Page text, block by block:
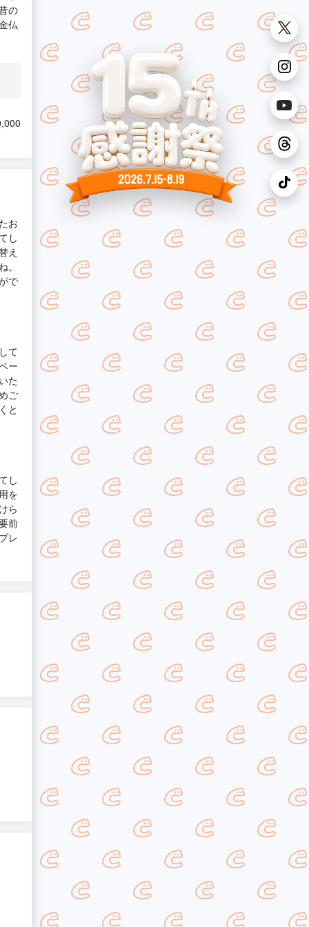
の
仏
お
し
え
で
て
ー
た
ご
と
し
を
ら
前
レ